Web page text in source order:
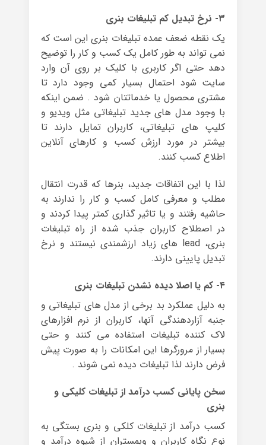
۳- نرخ تبدیل کم تبلیغات بنری
یک نقطه ضعف عمده تبلیغات بنری این است که
نمی تواند به طور کامل یک کسب و کار را توضیح
دهد حتی اگر کاربری با کلیک بر روی آن وارد
سایت شود احتمال بسیار کمی وجود دارد تا
مشتری محصول یا خدماتتان شود . ضمن اینکه
با وجود مدل های جدید تبلیغاتی مثل ویدیو و
کلیپ های تبلیغاتی، کاربران تمایل دارند تا
بیشتر در مورد ارزش کسب و کارهای آنلاین
اطلاع کسب کنند.
لذا با این اتفاقات جدید، بنرها که قدرت انتقال
مطلب و معرفی کامل کسب و کار را ندارند به
حاشیه رفتند و یا تاثیر گذاری کمتر پیدا کردند و
در اصطلاح کاربران جذب شده از راه تبلیغات
بنری، lead های زیاد ارزشمندی نیستند و نرخ
تبدیل پایینی دارند.
۴- کم یا اصلا دیده نشدن تبلیغات بنری
به دلیل عملکرد بد برخی از مدل های تبلیغاتی و
جنبه آزاردهندگی آنها، کاربران از نرم افزارهای
لاک کننده تبلیغات استفاده می کنند و حتی
بسیار از مرورگرها این امکانات را به صورت پیش
فرض دارند لذا تبلیغات دیده نمی شوند .
سخن پایانی کسب درآمد از تبلیغات کلیکی و
بنری
کسب درآمد از تبلیغات کلکی و بنری بستگی به
نوع نگاه کاربران و وبمستران از شیوه درآمد و